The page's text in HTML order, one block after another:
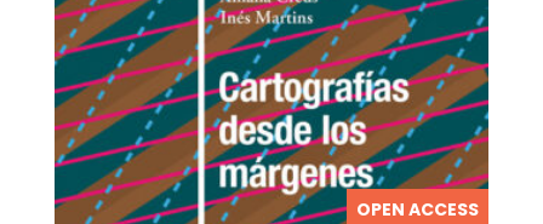
OPEN ACCESS